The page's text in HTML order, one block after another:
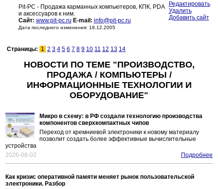
Pit-PC - Продажа карманных компьютеров, КПК, PDA
и аксессуаров к ним.
Сайт: www.pit-pc.ru E-mail: info@pit-pc.ru
Дата последнего изменения: 18.12.2005
Редактировать
Удалить
Добавить сайт
Страницы: 1 2 3 4 5 6 7 8 9 10 11 12 13 14
НОВОСТИ ПО ТЕМЕ "ПРОИЗВОДСТВО,
ПРОДАЖА / КОМПЬЮТЕРЫ /
ИНФОРМАЦИОННЫЕ ТЕХНОЛОГИИ И
ОБОРУДОВАНИЕ"
Микро в схему: в РФ создали технологию производства
компонентов сверхкомпактных чипов
Переход от кремниевой электроники к новому материалу
позволит создать более эффективные вычислительные
устройства
2026-08-02
Подробнее
Как кризис оперативной памяти меняет рынок пользовательской
электроники. Разбор